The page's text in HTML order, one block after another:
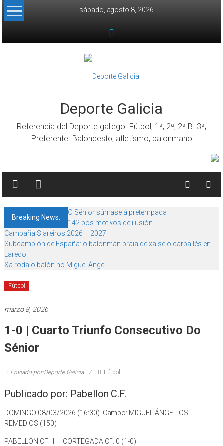
Skip to content
sábado, agosto 8, 2026
Deporte Galicia
Referencia del Deporte gallego. Fútbol, 1ª, 2ª, 2ª B. 3ª,
Preferente. Baloncesto, atletismo, balonmano
Breaking News:
O Sénior súmase á pretempada
142 bos motivos de ilusión
Campaña Siareiros 2026 – 2027
Subcampión de España: o balonmán praia deixa selo carballés en
Laredo
Xa roda o balón no Miguel Ángel
Fútbol
marzo 8, 2026
1-0 | Cuarto Triunfo Consecutivo Do
Sénior
Enviado por:Deporte Galicia Fútbol
Publicado por: Pabellon C.F.
DOMINGO 08/03/2026 (16:30) Campo: MIGUEL ÁNGEL-OS
REMEDIOS (150)
PABELLÓN CF: 1 – CORTEGADA CF: 0 (1-0)